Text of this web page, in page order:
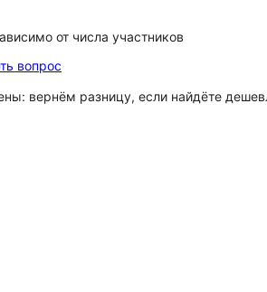
от числа участников
вопрос
вернём разницу, если найдёте